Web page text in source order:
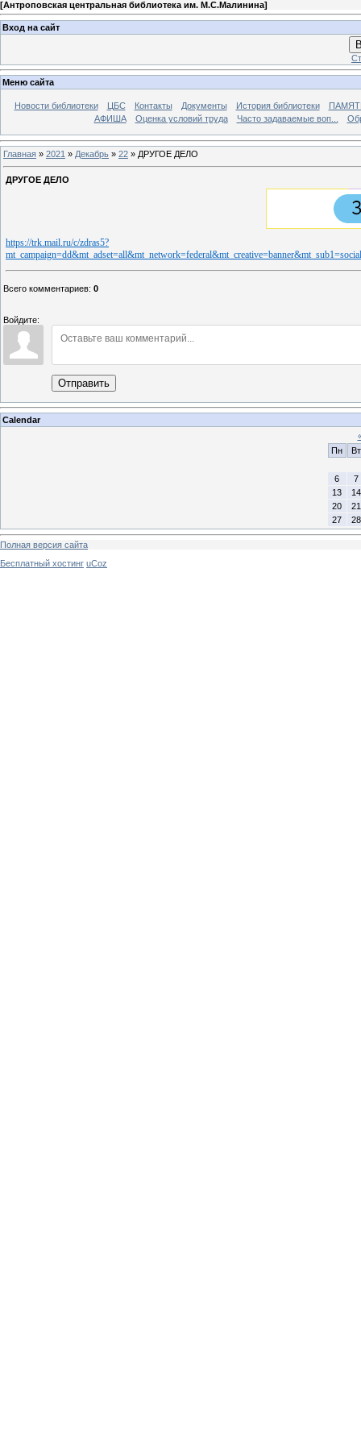
[Антроповская центральная библиотека им. М.С.Малинина]
Вход на сайт
Меню сайта
Новости библиотеки ЦБС Контакты Документы История библиотеки
АФИША
Оценка условий труда Часто задаваемые воп...
Главная » 2021 » Декабрь » 22 » ДРУГОЕ ДЕЛО
ДРУГОЕ ДЕЛО
https://trk.mail.ru/c/zdras5?
Всего комментариев: 0
Войдите:
Отправить
Calendar
Пн
Вт
6
7
13
14
20
21
27
28
Полная версия сайта
Бесплатный хостинг uCoz